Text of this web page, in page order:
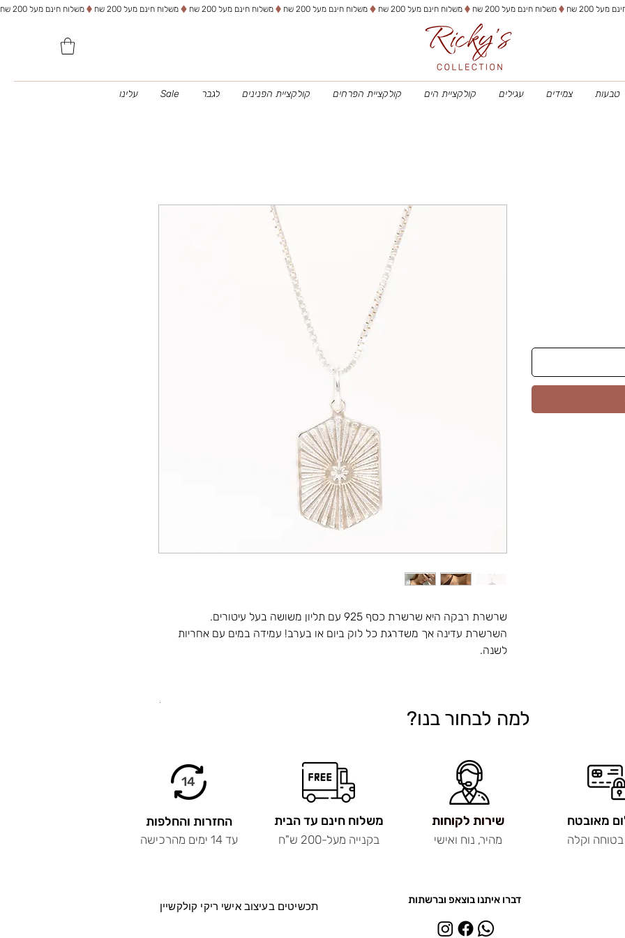
משלוח חינם מעל 200 שח
טבעות צמידים עגילים קולקציית הים קולקציית הפרחים קולקציית הפנינים לגבר Sale עלינו
שרשרת רבקה היא שרשרת כסף 925 עם תליון משושה בעל עיטורים.
השרשרת עדינה אך משדרגת כל לוק ביום או בערב! עמידה במים עם אחריות
לשנה.
.
למה לבחור בנו?
14
החזרות והחלפות
עד 14 ימים מהרכישה
משלוח חינם עד הבית
בקנייה מעל-200 ש"ח
שירות לקוחות
שירות לקוחות
מהיר, נוח ואישי
מאובטח
בטוחה וקלה
תכשיטים בעיצובאישי ריקי קולקשיין
דברו איתנו בוצאפ וברשתות